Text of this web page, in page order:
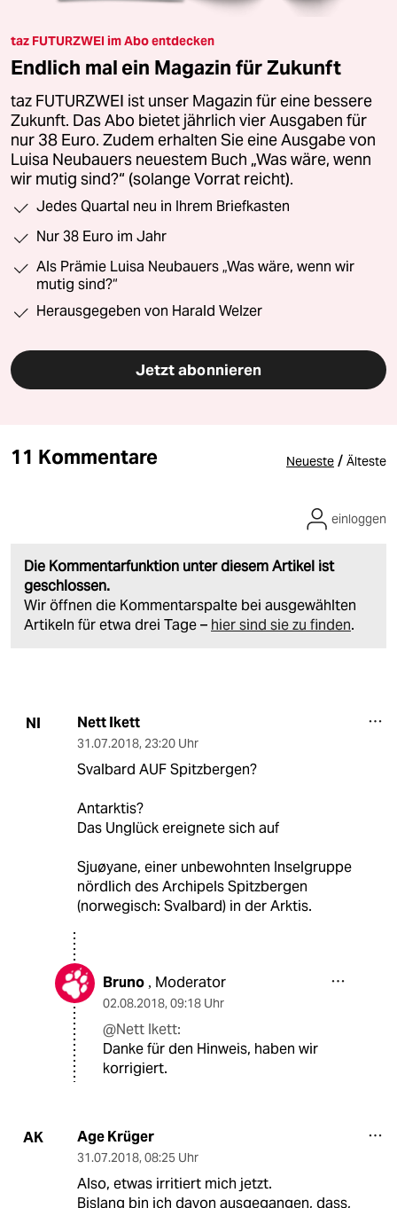
taz FUTURZWEI im Abo entdecken
Endlich mal ein Magazin für Zukunft
taz FUTURZWEI ist unser Magazin für eine bessere
Zukunft. Das Abo bietet jährlich vier Ausgaben für
nur 38 Euro. Zudem erhalten Sie eine Ausgabe von
Luisa Neubauers neuestem Buch „Was wäre, wenn
wir mutig sind?“ (solange Vorrat reicht).
Jedes Quartal neu in Ihrem Briefkasten
Nur 38 Euro im Jahr
Als Prämie Luisa Neubauers „Was wäre, wenn wir
mutig sind?“
Herausgegeben von Harald Welzer
Jetzt abonnieren
11 Kommentare Neueste / Älteste
Die Kommentarfunktion unter diesem Artikel ist
geschlossen.
Wir öffnen die Kommentarspalte bei ausgewählten
Artikeln für etwa drei Tage – hier sind sie zu finden.
einloggen
NI Nett Ikett
31.07.2018, 23:20 Uhr
Svalbard AUF Spitzbergen?
Antarktis?
Das Unglück ereignete sich auf
Sjuøyane, einer unbewohnten Inselgruppe
nördlich des Archipels Spitzbergen
(norwegisch: Svalbard) in der Arktis.
Bruno , Moderator
02.08.2018, 09:18 Uhr
@Nett Ikett:
Danke für den Hinweis, haben wir
korrigiert.
AK Age Krüger
31.07.2018, 08:25 Uhr
Also, etwas irritiert mich jetzt.
Bislang bin ich davon ausgegangen, dass,